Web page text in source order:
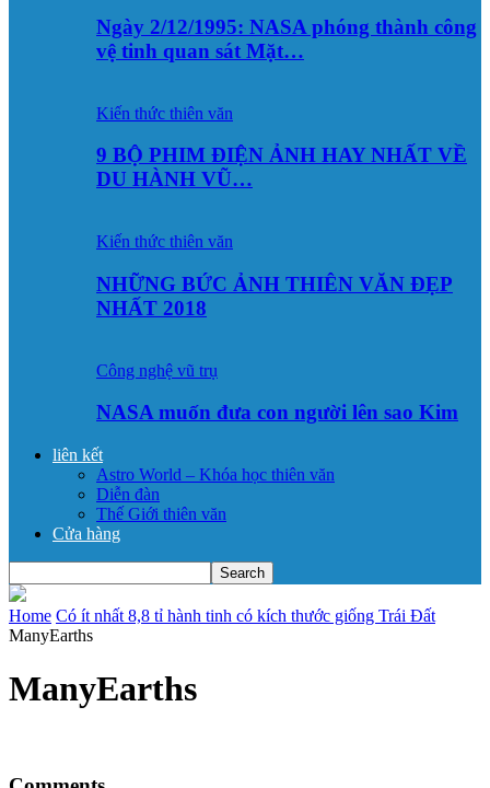
Ngày 2/12/1995: NASA phóng thành công
vệ tinh quan sát Mặt…
Kiến thức thiên văn
9 BỘ PHIM ĐIỆN ẢNH HAY NHẤT VỀ
DU HÀNH VŨ…
Kiến thức thiên văn
NHỮNG BỨC ẢNH THIÊN VĂN ĐẸP
NHẤT 2018
Công nghệ vũ trụ
NASA muốn đưa con người lên sao Kim
liên kết
Astro World – Khóa học thiên văn
Diễn đàn
Thế Giới thiên văn
Cửa hàng
Home Có ít nhất 8,8 tỉ hành tinh có kích thước giống Trái Đất
ManyEarths
ManyEarths